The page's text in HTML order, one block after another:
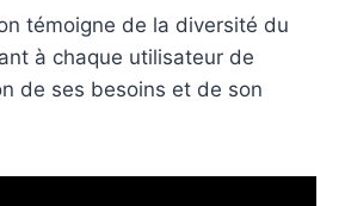
témoigne de la diversité du
à chaque utilisateur de
de ses besoins et de son